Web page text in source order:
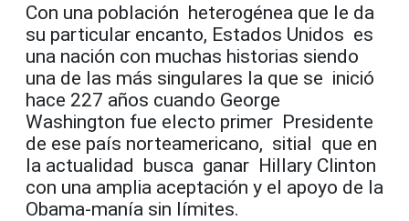
Con una población heterogénea que le da
su particular encanto, Estados Unidos es
una nación con muchas historias siendo
una de las más singulares la que se inició
hace 227 años cuando George
Washington fue electo primer Presidente
de ese país norteamericano, sitial que en
la actualidad busca ganar Hillary Clinton
con una amplia aceptación y el apoyo de la
Obama-manía sin límites.